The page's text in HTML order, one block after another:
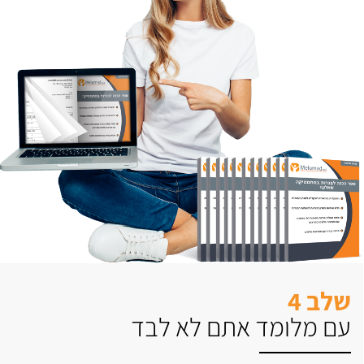
שלב 4
עם מלומד אתם לא לבד